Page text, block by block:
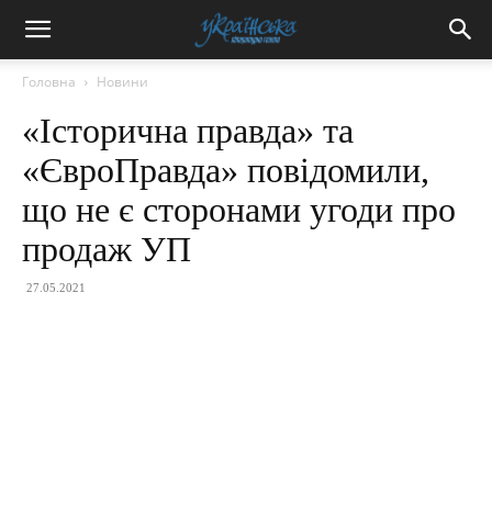
Головна Новини
«Історична правда» та
«ЄвроПравда» повідомили,
що не є сторонами угоди про
продаж УП
27.05.2021